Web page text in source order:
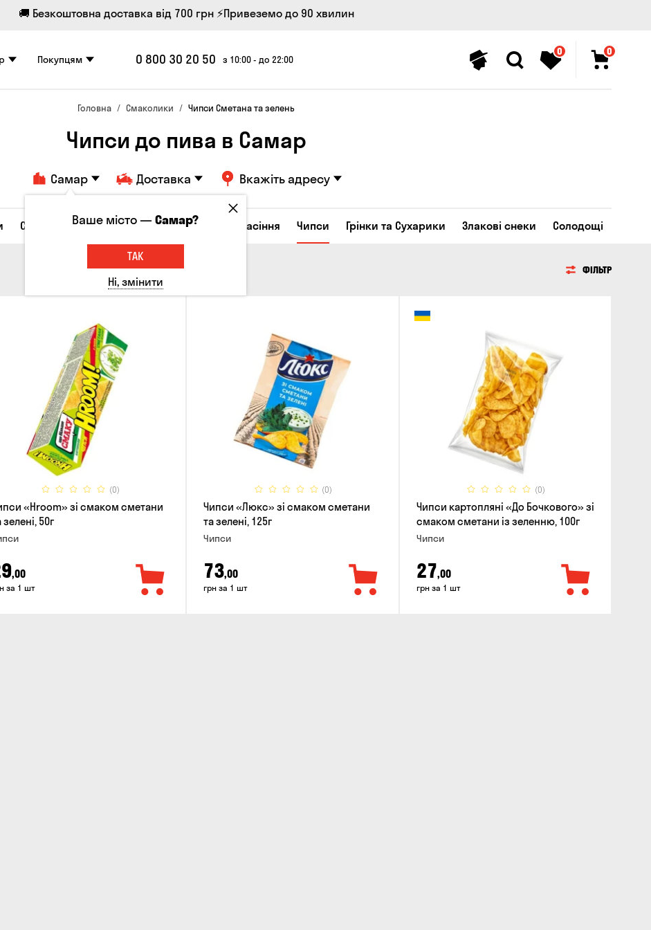
🚚 Безкоштовна доставка від 700 грн ⚡Привеземо до 90 хвилин
Покупцям 0 800 30 20 50 з 10:00 - до 22:00
0 0
Головна Смаколики Чипси Сметана та зелень
Чипси до пива в Самар
Самар Доставка Вкажіть адресу
Сирні закуски Горішки Кукурудза Насіння Чипси Грінки та Сухарики Злакові снеки Солодощі
ФІЛЬТР
(0)
«Hroom» зі смаком сметани
зелені, 50г
,00
за 1 шт
(0)
Чипси «Люкс» зі смаком сметани
та зелені, 125г
Чипси
73,00
грн за 1 шт
(0)
Чипси картоплянi «До Бочкового» зі
смаком сметани із зеленню, 100г
Чипси
27,00
грн за 1 шт
Ваше місто —Самар?
ТАК
Ні, змінити